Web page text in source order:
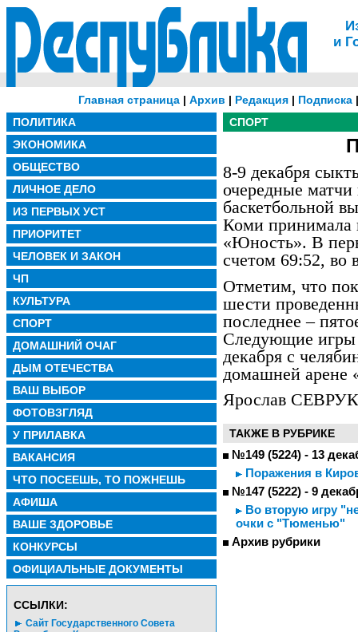
и
Главная страница | Архив | Редакция | Подписка
ПОЛИТИКА
ЭКОНОМИКА
ОБЩЕСТВО
ЛИЧНОЕ ДЕЛО
ИЗ ПЕРВЫХ УСТ
ПРИОРИТЕТ
ЧЕЛОВЕК И ЗАКОН
ЧП
КУЛЬТУРА
СПОРТ
ДОМАШНИЙ ОЧАГ
ДЫМ ОТЕЧЕСТВА
ВАШ ВЫБОР
ФОТОВЗГЛЯД
У ПРИЛАВКА
ВАКАНСИЯ
ЧТО ПОСЕЕШЬ, ТО ПОЖНЕШЬ
АФИША
ВАШЕ ЗДОРОВЬЕ
КОНКУРСЫ
ОФИЦИАЛЬНЫЕ ДОКУМЕНТЫ
CСЫЛКИ:
Сайт Государственного Совета
СПОРТ
8-9 декабря
очередные матчи
баскетбольной
Коми принимала
«Юность». В
счетом 69:52, во
Отметим, что
шести
последнее –
Следующие игры
декабря с
домашней арене
Ярослав
ТАКЖЕ В РУБРИКЕ
№149 (5224) - 13
Поражения в
№147 (5222) - 9
Во вторую игру
очки с "Тюменью"
Архив рубрики